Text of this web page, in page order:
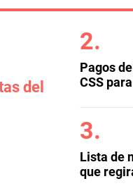
del
Pagos
CSS
Lista de
que